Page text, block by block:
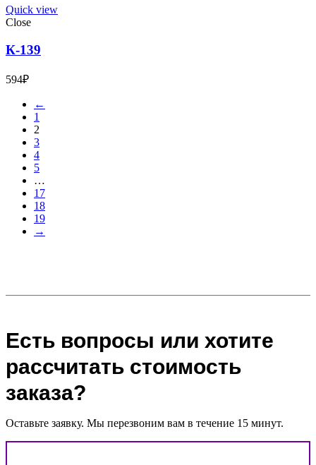
Quick view
Close
К-139
594₽
←
1
2
3
4
5
…
17
18
19
→
Есть вопросы или хотите
рассчитать стоимость
заказа?
Оставьте заявку. Мы перезвоним вам в течение 15 минут.